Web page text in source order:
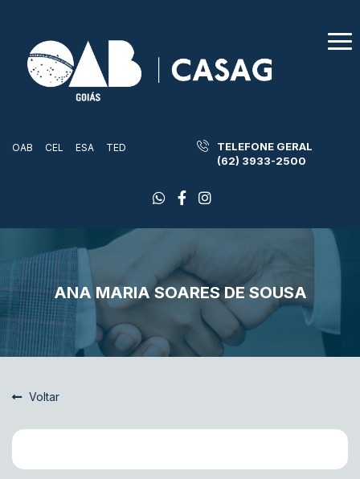
OAB CEL ESA TED
TELEFONE GERAL
(62) 3933-2500
ANA MARIA SOARES DE SOUSA
Voltar